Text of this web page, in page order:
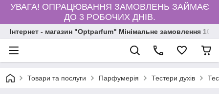
УВАГА! ОПРАЦЮВАННЯ ЗАМОВЛЕНЬ ЗАЙМАЄ
ДО 3 РОБОЧИХ ДНІВ.
Інтернет - магазин "Optparfum" Мінімальне замовлення
Товари та послуги Парфумерія Тестери духів